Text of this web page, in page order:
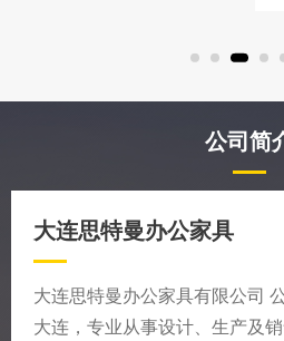
公司简
大连思特曼办公家具
大连思特曼办公家具有限公司
大连，专业从事设计、生产及